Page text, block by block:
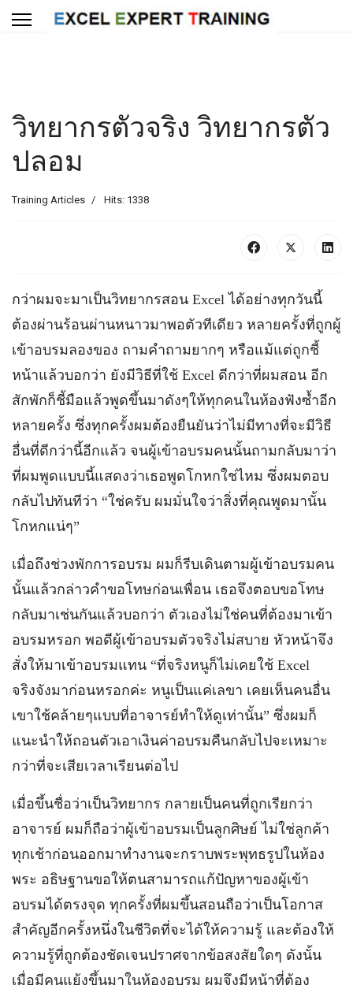
วิทยากรตัวจริง วิทยากรตัว
ปลอม
Training Articles Hits: 1338
กว่าผมจะมาเป็นวิทยากรสอน Excel ได้อย่างทุกวันนี้
ต้องผ่านร้อนผ่านหนาวมาพอตัวทีเดียว หลายครั้งที่ถูกผู้
เข้าอบรมลองของ ถามคำถามยากๆ หรือแม้แต่ถูกชี้
หน้าแล้วบอกว่า ยังมีวิธีที่ใช้ Excel ดีกว่าที่ผมสอน อีก
สักพักก็ชี้มือแล้วพูดขึ้นมาดังๆให้ทุกคนในห้องฟังซ้ำอีก
หลายครั้ง ซึ่งทุกครั้งผมต้องยืนยันว่าไม่มีทางที่จะมีวิธี
อื่นที่ดีกว่านี้อีกแล้ว จนผู้เข้าอบรมคนนั้นถามกลับมาว่า
ที่ผมพูดแบบนี้แสดงว่าเธอพูดโกหกใช่ไหม ซึ่งผมตอบ
กลับไปทันทีว่า “ใช่ครับ ผมมั่นใจว่าสิ่งที่คุณพูดมานั้น
โกหกแน่ๆ”
เมื่อถึงช่วงพักการอบรม ผมก็รีบเดินตามผู้เข้าอบรมคน
นั้นแล้วกล่าวคำขอโทษก่อนเพื่อน เธอจึงตอบขอโทษ
กลับมาเช่นกันแล้วบอกว่า ตัวเองไม่ใช่คนที่ต้องมาเข้า
อบรมหรอก พอดีผู้เข้าอบรมตัวจริงไม่สบาย หัวหน้าจึง
สั่งให้มาเข้าอบรมแทน “ที่จริงหนูก็ไม่เคยใช้ Excel
จริงจังมาก่อนหรอกค่ะ หนูเป็นแค่เลขา เคยเห็นคนอื่น
เขาใช้คล้ายๆแบบที่อาจารย์ทำให้ดูเท่านั้น” ซึ่งผมก็
แนะนำให้ถอนตัวเอาเงินค่าอบรมคืนกลับไปจะเหมาะ
กว่าที่จะเสียเวลาเรียนต่อไป
เมื่อขึ้นชื่อว่าเป็นวิทยากร กลายเป็นคนที่ถูกเรียกว่า
อาจารย์ ผมก็ถือว่าผู้เข้าอบรมเป็นลูกศิษย์ ไม่ใช่ลูกค้า
ทุกเช้าก่อนออกมาทำงานจะกราบพระพุทธรูปในห้อง
พระ อธิษฐานขอให้ตนสามารถแก้ปัญหาของผู้เข้า
อบรมได้ตรงจุด ทุกครั้งที่ผมขึ้นสอนถือว่าเป็นโอกาส
สำคัญอีกครั้งหนึ่งในชีวิตที่จะได้ให้ความรู้ และต้องให้
ความรู้ที่ถูกต้องชัดเจนปราศจากข้อสงสัยใดๆ ดังนั้น
เมื่อมีคนแย้งขึ้นมาในห้องอบรม ผมจึงมีหน้าที่ต้อง